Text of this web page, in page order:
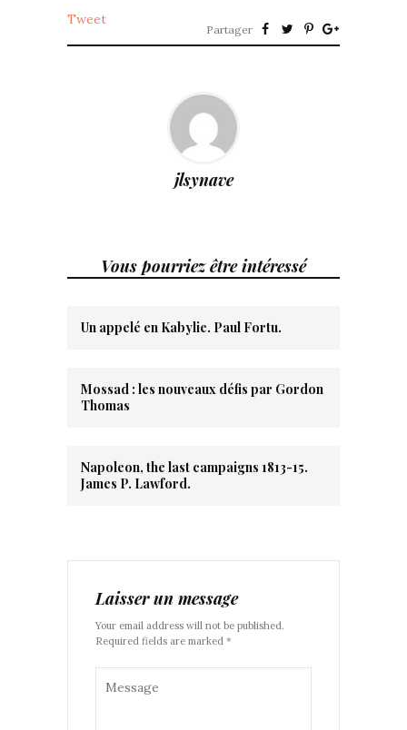
Tweet
Partager
jlsynave
Vous pourriez être intéressé
Un appelé en Kabylie. Paul Fortu.
Mossad : les nouveaux défis par Gordon
Thomas
Napoleon, the last campaigns 1813-15.
James P. Lawford.
Laisser un message
Your email address will not be published.
Required fields are marked *